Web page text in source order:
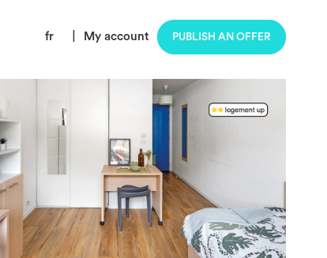
fr My account PUBLISH AN OFFER